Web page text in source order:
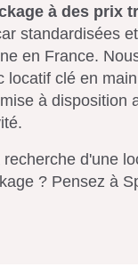
à des prix
standardisées
en France.
locatif clé en
à disposition
d'une
? Pensez à